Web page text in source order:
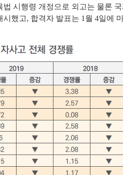
시행령 개정으로 외고는 물론
시했고, 합격자 발표는 1 월 4일에